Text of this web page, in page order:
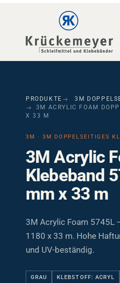
PRODUKTE
3M
3M ACRYLIC FOAM
X 33 M
3M · 3M DOPPELSEITIGES
3M Acrylic
Klebeband
mm x 33 m
3M Acrylic Foam 5745L
1180 x 33 m. Hohe
und UV-beständig.
GRAU KLEBSTOFF: ACRYL